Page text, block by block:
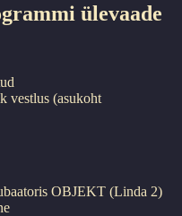
ülevaade
vestlus (asukoht
OBJEKT (Linda 2)